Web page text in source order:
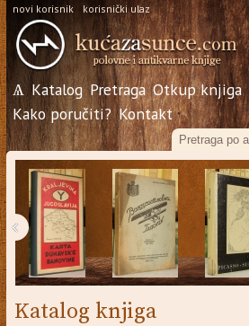
novi korisnik korisnički ulaz
Ѧ Katalog Pretraga Otkup knjiga
Kako poručiti? Kontakt
‹
Katalog knjiga